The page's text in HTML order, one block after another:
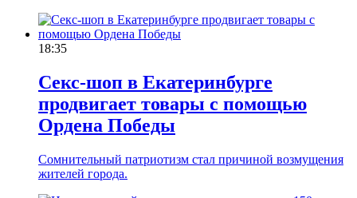
18:35
Секс-шоп в Екатеринбурге
продвигает товары с помощью
Ордена Победы
Сомнительный патриотизм стал причиной возмущения
жителей города.